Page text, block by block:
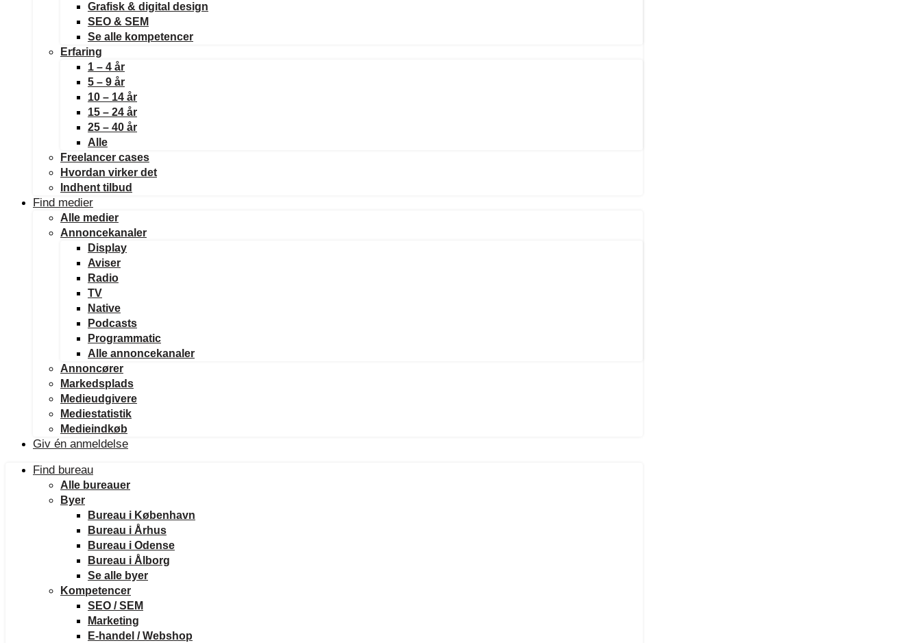
Grafisk & digital design
SEO & SEM
Se alle kompetencer
Erfaring
1 – 4 år
5 – 9 år
10 – 14 år
15 – 24 år
25 – 40 år
Alle
Freelancer cases
Hvordan virker det
Indhent tilbud
Find medier
Alle medier
Annoncekanaler
Display
Aviser
Radio
TV
Native
Podcasts
Programmatic
Alle annoncekanaler
Annoncører
Markedsplads
Medieudgivere
Mediestatistik
Medieindkøb
Giv én anmeldelse
Find bureau
Alle bureauer
Byer
Bureau i København
Bureau i Århus
Bureau i Odense
Bureau i Ålborg
Se alle byer
Kompetencer
SEO / SEM
Marketing
E-handel / Webshop